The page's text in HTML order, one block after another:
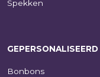
Spekken
GEPERSONALISEERD
Bonbons